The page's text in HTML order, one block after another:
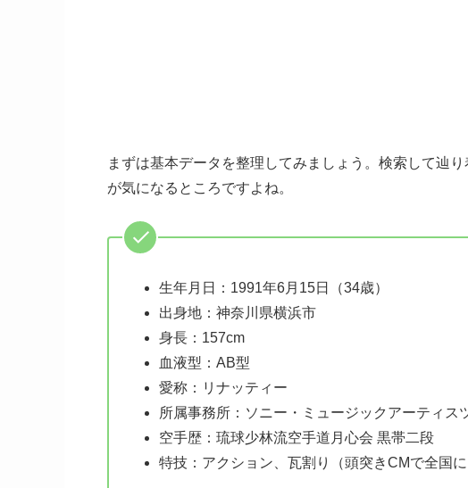
まずは基本データを整理してみましょう。検索して辿
が気になるところですよね。
生年月日：1991年6月15日（34歳）
出身地：神奈川県横浜市
身長：157cm
血液型：AB型
愛称：リナッティー
所属事務所：ソニー・ミュージックアーティス
空手歴：琉球少林流空手道月心会 黒帯二段
特技：アクション、瓦割り（頭突きCMで全国